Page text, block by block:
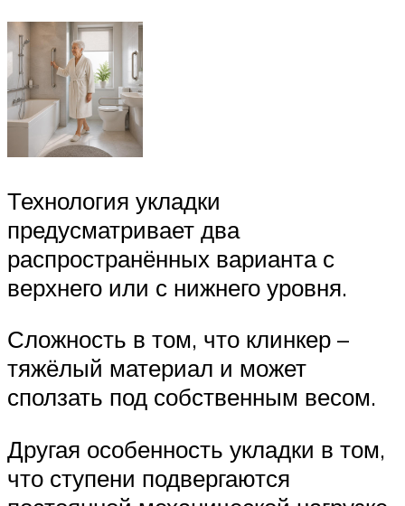
Технология укладки
предусматривает два
распространённых варианта с
верхнего или с нижнего уровня.
Сложность в том, что клинкер –
тяжёлый материал и может
сползать под собственным весом.
Другая особенность укладки в том,
что ступени подвергаются